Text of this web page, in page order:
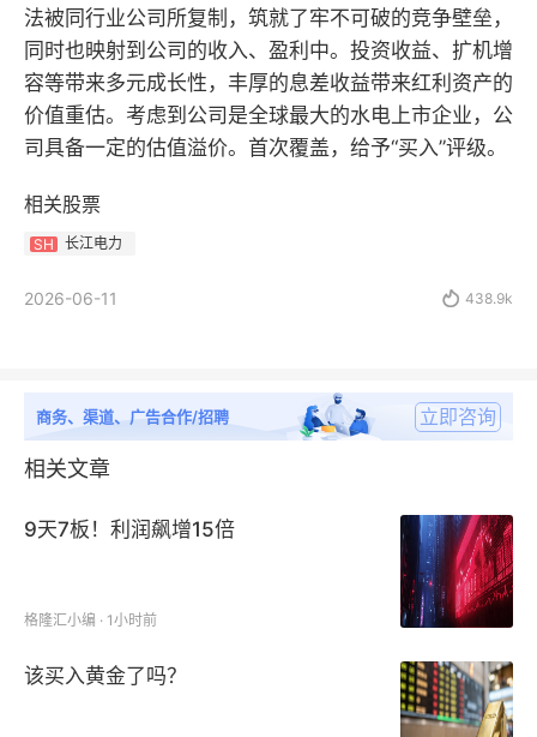
法被同行业公司所复制，筑就了牢不可破的竞争壁垒，
同时也映射到公司的收入、盈利中。投资收益、扩机增
容等带来多元成长性，丰厚的息差收益带来红利资产的
价值重估。考虑到公司是全球最大的水电上市企业，公
司具备一定的估值溢价。首次覆盖，给予“买入”评级。
相关股票
SH 长江电力
2026-06-11  438.9k
商务、渠道、广告合作/招聘 立即咨询
相关文章
9天7板！利润飙增15倍
格隆汇小编 · 1小时前
该买入黄金了吗？